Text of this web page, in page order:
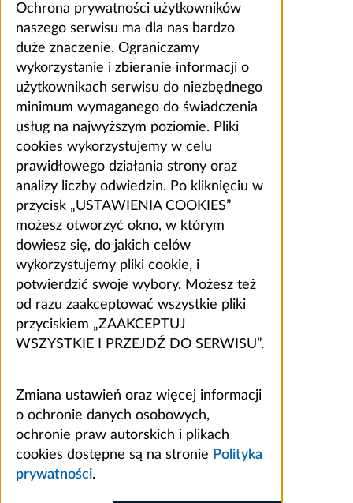
Ochrona prywatności użytkowników
naszego serwisu ma dla nas bardzo
duże znaczenie. Ograniczamy
wykorzystanie i zbieranie informacji o
użytkownikach serwisu do niezbędnego
minimum wymaganego do świadczenia
usług na najwyższym poziomie. Pliki
cookies wykorzystujemy w celu
prawidłowego działania strony oraz
analizy liczby odwiedzin. Po kliknięciu w
przycisk „USTAWIENIA COOKIES”
możesz otworzyć okno, w którym
dowiesz się, do jakich celów
wykorzystujemy pliki cookie, i
potwierdzić swoje wybory. Możesz też
od razu zaakceptować wszystkie pliki
przyciskiem „ZAAKCEPTUJ
WSZYSTKIE I PRZEJDŹ DO SERWISU”.
Zmiana ustawień oraz więcej informacji
o ochronie danych osobowych,
ochronie praw autorskich i plikach
cookies dostępne są na stronie Polityka
prywatności.